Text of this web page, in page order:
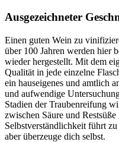
Ausgezeichneter
Einen guten Wein zu
über 100 Jahren werden hier
wieder hergestellt. Mit dem
Qualität in jede einzelne
ein hauseigenes und amtlich
und aufwendige
Stadien der Traubenreifung
zwischen Säure und
Selbstverständlichkeit führt
aber überzeuge dich selbst.